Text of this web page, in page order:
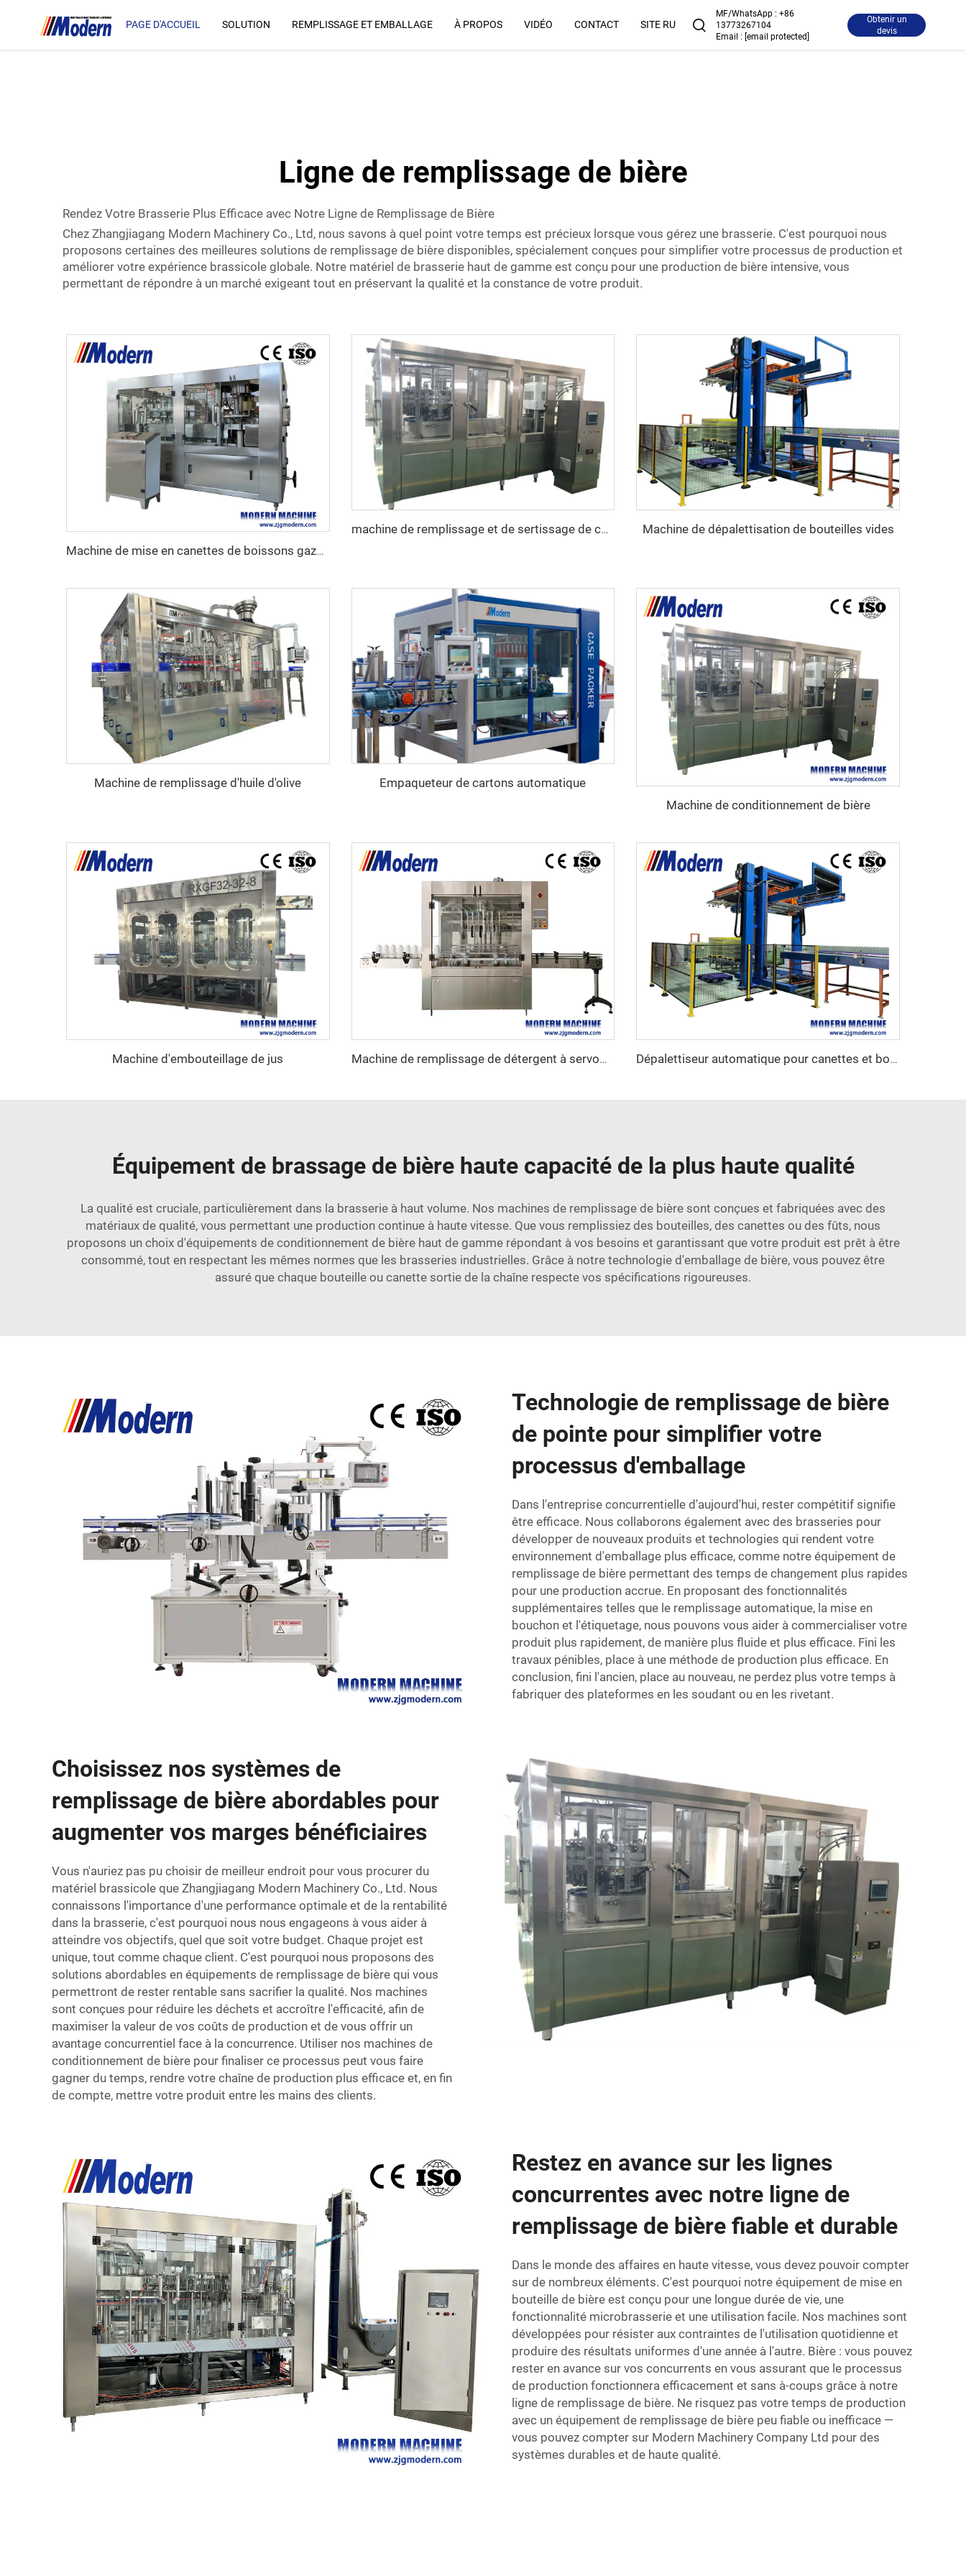
PAGE D'ACCUEIL SOLUTION REMPLISSAGE ET EMBALLAGE À PROPOS VIDÉO CONTACT SITE RU
MF/WhatsApp : +86
13773267104
Email : [email protected]
Obtenir un
devis
Ligne de remplissage de bière
Rendez Votre Brasserie Plus Efficace avec Notre Ligne de Remplissage de Bière
Chez Zhangjiagang Modern Machinery Co., Ltd, nous savons à quel point votre temps est précieux lorsque vous gérez une brasserie. C'est pourquoi nous
proposons certaines des meilleures solutions de remplissage de bière disponibles, spécialement conçues pour simplifier votre processus de production et
améliorer votre expérience brassicole globale. Notre matériel de brasserie haut de gamme est conçu pour une production de bière intensive, vous
permettant de répondre à un marché exigeant tout en préservant la qualité et la constance de votre produit.
Machine de mise en canettes de boissons gazeuses
machine de remplissage et de sertissage de canettes 2 en 1 Machine de dépalettisation de bouteilles vides
Machine de remplissage d'huile d'olive
Empaqueteur de cartons automatique
Machine de conditionnement de bière
Machine d'embouteillage de jus Machine de remplissage de détergent à servomoteur Dépalettiseur automatique pour canettes et bouteilles vides
Équipement de brassage de bière haute capacité de la plus haute qualité
La qualité est cruciale, particulièrement dans la brasserie à haut volume. Nos machines de remplissage de bière sont conçues et fabriquées avec des
matériaux de qualité, vous permettant une production continue à haute vitesse. Que vous remplissiez des bouteilles, des canettes ou des fûts, nous
proposons un choix d'équipements de conditionnement de bière haut de gamme répondant à vos besoins et garantissant que votre produit est prêt à être
consommé, tout en respectant les mêmes normes que les brasseries industrielles. Grâce à notre technologie d'emballage de bière, vous pouvez être
assuré que chaque bouteille ou canette sortie de la chaîne respecte vos spécifications rigoureuses.
Technologie de remplissage de bière
de pointe pour simplifier votre
processus d'emballage
Dans l'entreprise concurrentielle d'aujourd'hui, rester compétitif signifie
être efficace. Nous collaborons également avec des brasseries pour
développer de nouveaux produits et technologies qui rendent votre
environnement d'emballage plus efficace, comme notre équipement de
remplissage de bière permettant des temps de changement plus rapides
pour une production accrue. En proposant des fonctionnalités
supplémentaires telles que le remplissage automatique, la mise en
bouchon et l'étiquetage, nous pouvons vous aider à commercialiser votre
produit plus rapidement, de manière plus fluide et plus efficace. Fini les
travaux pénibles, place à une méthode de production plus efficace. En
conclusion, fini l'ancien, place au nouveau, ne perdez plus votre temps à
fabriquer des plateformes en les soudant ou en les rivetant.
Choisissez nos systèmes de
remplissage de bière abordables pour
augmenter vos marges bénéficiaires
Vous n'auriez pas pu choisir de meilleur endroit pour vous procurer du
matériel brassicole que Zhangjiagang Modern Machinery Co., Ltd. Nous
connaissons l'importance d'une performance optimale et de la rentabilité
dans la brasserie, c'est pourquoi nous nous engageons à vous aider à
atteindre vos objectifs, quel que soit votre budget. Chaque projet est
unique, tout comme chaque client. C'est pourquoi nous proposons des
solutions abordables en équipements de remplissage de bière qui vous
permettront de rester rentable sans sacrifier la qualité. Nos machines
sont conçues pour réduire les déchets et accroître l'efficacité, afin de
maximiser la valeur de vos coûts de production et de vous offrir un
avantage concurrentiel face à la concurrence. Utiliser nos machines de
conditionnement de bière pour finaliser ce processus peut vous faire
gagner du temps, rendre votre chaîne de production plus efficace et, en fin
de compte, mettre votre produit entre les mains des clients.
Restez en avance sur les lignes
concurrentes avec notre ligne de
remplissage de bière fiable et durable
Dans le monde des affaires en haute vitesse, vous devez pouvoir compter
sur de nombreux éléments. C'est pourquoi notre équipement de mise en
bouteille de bière est conçu pour une longue durée de vie, une
fonctionnalité microbrasserie et une utilisation facile. Nos machines sont
développées pour résister aux contraintes de l'utilisation quotidienne et
produire des résultats uniformes d'une année à l'autre. Bière : vous pouvez
rester en avance sur vos concurrents en vous assurant que le processus
de production fonctionnera efficacement et sans à-coups grâce à notre
ligne de remplissage de bière. Ne risquez pas votre temps de production
avec un équipement de remplissage de bière peu fiable ou inefficace —
vous pouvez compter sur Modern Machinery Company Ltd pour des
systèmes durables et de haute qualité.